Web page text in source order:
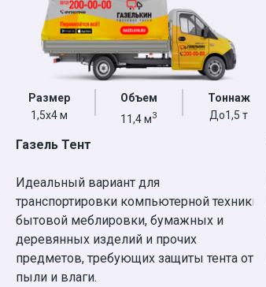
Размер
1,5x4 м
Объем
11,4 м3
Тоннаж
До1,5 т
Газель Тент
Идеальный вариант для
транспортировки компьютерной техники,
бытовой меблировки, бумажных и
деревянных изделий и прочих
предметов, требующих защиты тента от
пыли и влаги.